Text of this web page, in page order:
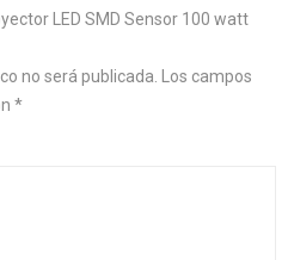
LED SMD Sensor 100 watt
no será publicada.
Los campos
*